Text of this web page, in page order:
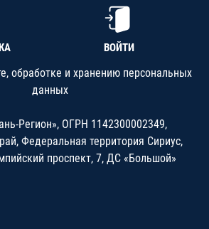
ВОЙТИ
обработке и хранению персональных
данных
Регион», ОГРН 1142300002349,
Федеральная территория Сириус,
проспект, 7, ДС «Большой»